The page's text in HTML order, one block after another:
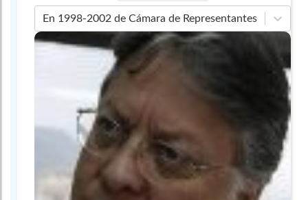
En 1998-2002 de Cámara de Representantes